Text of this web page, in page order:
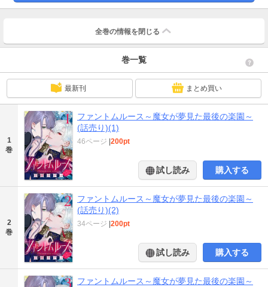
全巻の情報を 閉じる
巻一覧
最新刊 まとめ買い
1
巻
ファントムルース～魔女が夢見た最後の楽園～
(話売り)(1)
46ページ 200pt
試し読み 購入する
2
巻
ファントムルース～魔女が夢見た最後の楽園～
(話売り)(2)
34ページ 200pt
試し読み 購入する
ファントムルース～魔女が夢見た最後の楽園～